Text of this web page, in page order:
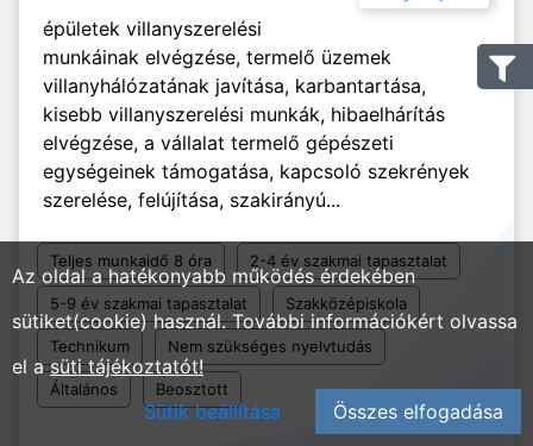
épületek villanyszerelési
munkáinak elvégzése, termelő üzemek
villanyhálózatának javítása, karbantartása,
kisebb villanyszerelési munkák, hibaelhárítás
elvégzése, a vállalat termelő gépészeti
egységeinek támogatása, kapcsoló szekrények
szerelése, felújítása, szakirányú...
Teljes munkaidő 8 óra 2-4 év szakmai tapasztalat
5-9 év szakmai tapasztalat Szakközépiskola
Technikum Nem szükséges nyelvtudás
Általános Beosztott
Az oldal a hatékonyabb működés érdekében
sütiket(cookie) használ. További információkért olvassa
el asüti tájékoztatót!
Sütik beállítása
Összes elfogadása